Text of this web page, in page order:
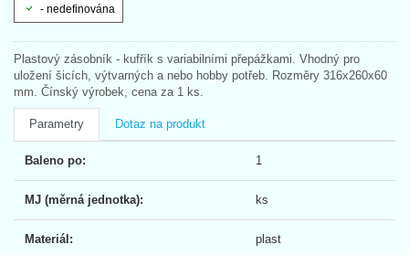
- nedefinována
Plastový zásobník - kufřík s variabilními přepážkami. Vhodný pro
uložení šicích, výtvarných a nebo hobby potřeb. Rozměry 316x260x60
mm. Čínský výrobek, cena za 1 ks.
Parametry Dotaz na produkt
Baleno po: 1
MJ (měrná jednotka): ks
Materiál: plast